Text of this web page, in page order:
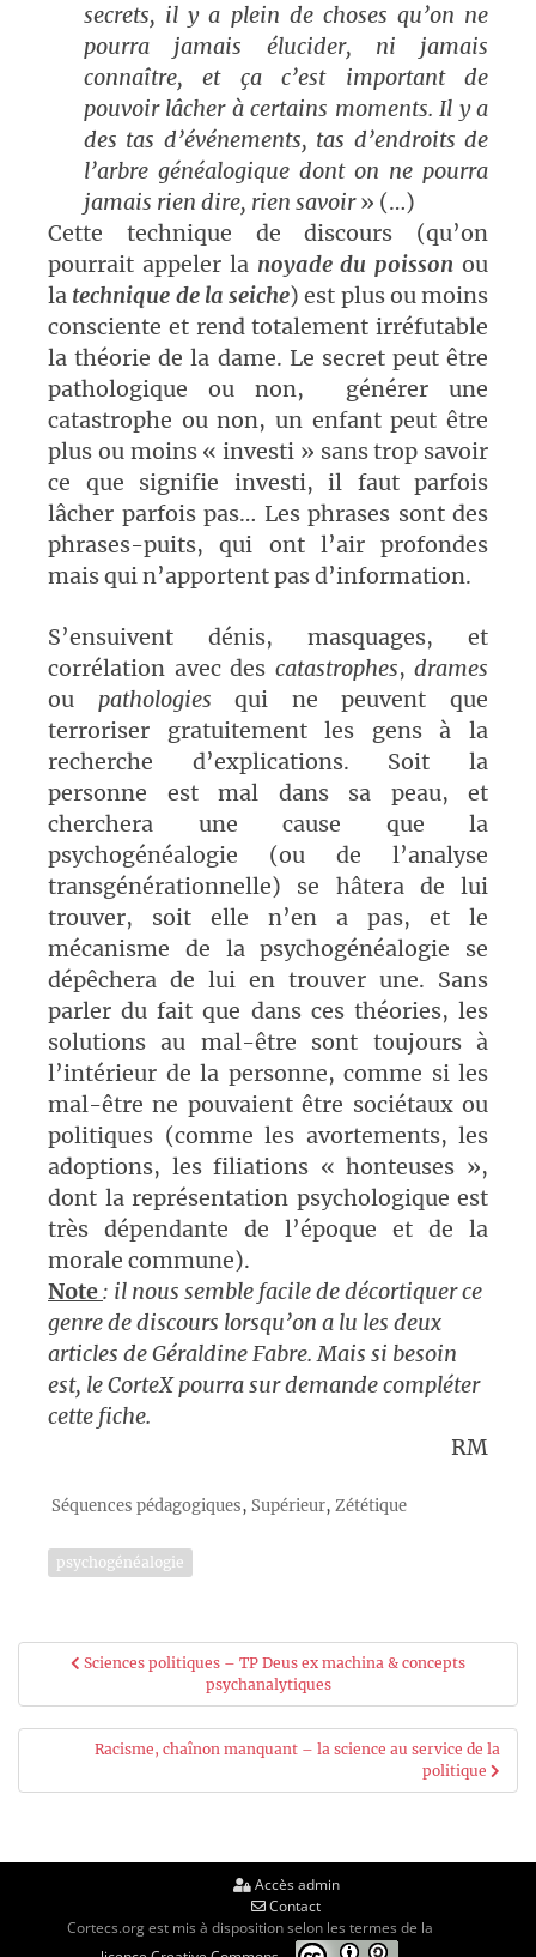
secrets, il y a plein de choses qu’on ne
pourra jamais élucider, ni jamais
connaître, et ça c’est important de
pouvoir lâcher à certains moments. Il y a
des tas d’événements, tas d’endroits de
l’arbre généalogique dont on ne pourra
jamais rien dire, rien savoir» (…)
Cette technique de discours (qu’on
pourrait appeler la noyade du poisson ou
la technique de la seiche) est plus ou moins
consciente et rend totalement irréfutable
la théorie de la dame. Le secret peut être
pathologique ou non, générer une
catastrophe ou non, un enfant peut être
plus ou moins « investi » sans trop savoir
ce que signifie investi, il faut parfois
lâcher parfois pas… Les phrases sont des
phrases-puits, qui ont l’air profondes
mais qui n’apportent pas d’information.
S’ensuivent dénis, masquages, et
corrélation avec des catastrophes, drames
ou pathologiesqui ne peuvent que
terroriser gratuitement les gens à la
recherche d’explications. Soit la
personne est mal dans sa peau, et
cherchera une cause que la
psychogénéalogie (ou de l’analyse
transgénérationnelle) se hâtera de lui
trouver, soit elle n’en a pas, et le
mécanisme de la psychogénéalogie se
dépêchera de lui en trouver une. Sans
parler du fait que dans ces théories, les
solutions au mal-être sont toujours à
l’intérieur de la personne, comme si les
mal-être ne pouvaient être sociétaux ou
politiques (comme les avortements, les
adoptions, les filiations « honteuses »,
dont la représentation psychologique est
très dépendante de l’époque et de la
morale commune).
Note: il nous semble facile de décortiquer ce
genre de discours lorsqu’on a lu les deux
articles de Géraldine Fabre. Mais si besoin
est, le CorteX pourra sur demande compléter
cette fiche.
RM
Séquences pédagogiques, Supérieur, Zététique
psychogénéalogie
Navigation
de
l’article
Sciences politiques – TP Deus ex machina & concepts
psychanalytiques
Racisme, chaînon manquant – la science au service de la
politique
Accès admin
Contact
Cortecs.org est mis à disposition selon les termes de la